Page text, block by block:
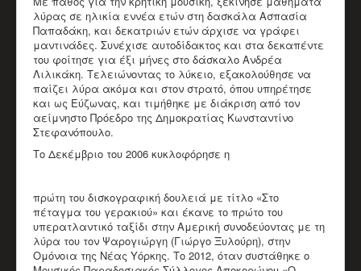
Καντέρης Γεώργιος (Καντερογιώργης)
Παπαδάκη Ασπασία & Παύλος
Κολιακουδάκης Νικος
Κουρκουνάκης Εμμανουήλ
Μπακατσάκης Μιχάλης
Διάφορα Video
ΈΡΕΥΝΑ
Βιβλιογραφικό Υλικό
Ερευνητικό υλικό
Άρθρα
ΕΚΠΑΙΔΕΥΤΙΚΌ ΈΡΓΟ
ΥΠΟΣΤΗΡΙΚΤΈΣ ΣΥΛΛΌΓΟΥ
ΣΤΗΡΊΞΕΤΕ ΤΟΝ ΣΎΛΛΟΓΟ
ΕΠΙΚΟΙΝΩΝΊΑ
λύρας σε ηλικία εννέα ετών στη δασκάλα Ασπασία
Παπαδάκη, και δεκατριών ετών άρχισε να γράφει
μαντινάδες. Συνέχισε αυτοδίδακτος και στα δεκαπέντε
του φοίτησε για έξι μήνες στο δάσκαλο Ανδρέα
Λιλικάκη. Τελειώνοντας το λύκειο, εξακολούθησε να
παίζει λύρα ακόμα και στον στρατό, όπου υπηρέτησε
και ως Εύζωνας, και τιμήθηκε με διάκριση από τον
αείμνηστο Πρόεδρο της Δημοκρατίας Κωνσταντίνο
Στεφανόπουλο.
Το Δεκέμβριο του 2006 κυκλοφόρησε η
πρώτη του δισκογραφική δουλειά με τίτλο «Στο
πέταγμα του γερακιού» και έκανε το πρώτο του
υπερατλαντικό ταξίδι στην Αμερική συνοδεύοντας με τη
λύρα του τον Ψαρογιώργη (Γιώργο Ξυλούρη), στην
Ομόνοια της Νέας Υόρκης. Το 2012, όταν συστάθηκε ο